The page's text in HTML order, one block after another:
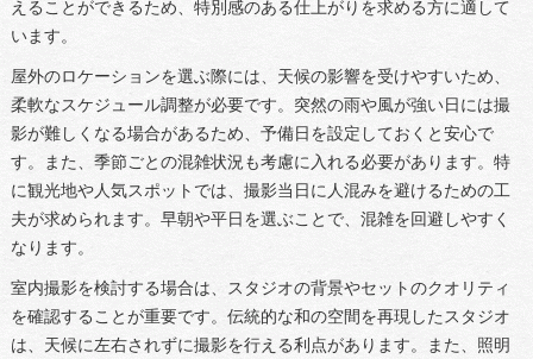
えることができるため、特別感のある仕上がりを求める方に適して
います。
屋外のロケーションを選ぶ際には、天候の影響を受けやすいため、
柔軟なスケジュール調整が必要です。突然の雨や風が強い日には撮
影が難しくなる場合があるため、予備日を設定しておくと安心で
す。また、季節ごとの混雑状況も考慮に入れる必要があります。特
に観光地や人気スポットでは、撮影当日に人混みを避けるための工
夫が求められます。早朝や平日を選ぶことで、混雑を回避しやすく
なります。
室内撮影を検討する場合は、スタジオの背景やセットのクオリティ
を確認することが重要です。伝統的な和の空間を再現したスタジオ
は、天候に左右されずに撮影を行える利点があります。また、照明